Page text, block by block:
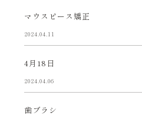
マウスピース矯正
2024.04.11
4月18日
2024.04.06
歯ブラシ